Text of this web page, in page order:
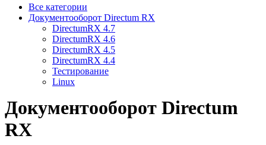
Все категории
Документооборот Directum RX
DirectumRX 4.7
DirectumRX 4.6
DirectumRX 4.5
DirectumRX 4.4
Тестирование
Linux
Документооборот Directum
RX